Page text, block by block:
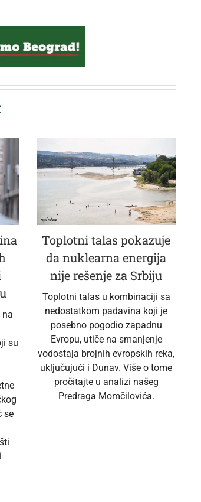
na
su
se
Toplotni talas pokazuje
da nuklearna energija
nije rešenje za Srbiju
Toplotni talas u kombinaciji sa
nedostatkom padavina koji je
posebno pogodio zapadnu
Evropu, utiče na smanjenje
vodostaja brojnih evropskih reka,
uključujući i Dunav. Više o tome
pročitajte u analizi našeg
Predraga Momčilovića.